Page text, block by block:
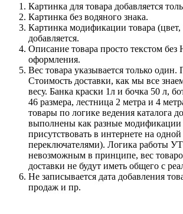
Картинка для товара добавляется
Картинка без водяного знака.
Картинка модификации товара (цвет,
добавляется.
Описание товара просто текстом
оформления.
Вес товара указывается только
Стоимость доставки, как мы все
весу. Банка краски 1л и бочка 50 л,
46 размера, лестница 2 метра и 4
товары по логике ведения каталога
выполнены как разные модификации
присутствовать в интернете на
переключателями). Логика работы
невозможным в принципе, вес
доставки не будут иметь общего с
Не записывается дата добавления
продаж и пр.